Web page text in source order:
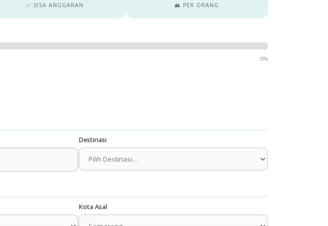
✅ SISA ANGGARAN 👥 PER ORANG
0%
Destinasi
Kota Asal